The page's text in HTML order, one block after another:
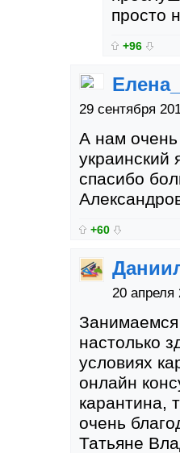
просто
+96
29 сентября
А нам
украинский
спасибо
+60
20
Занимаемся
настолько
условиях
онлайн
карантина,
очень
Татьяне